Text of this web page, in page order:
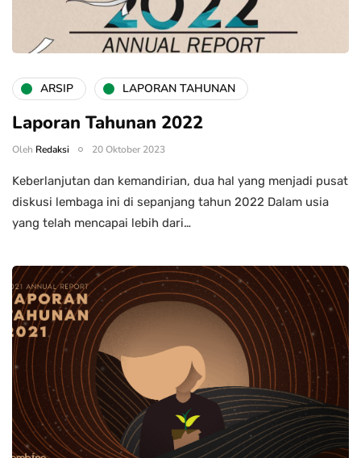
ARSIP LAPORAN TAHUNAN
Laporan Tahunan 2022
Oleh Redaksi 20 Oktober 2023
Keberlanjutan dan kemandirian, dua hal yang menjadi pusat
diskusi lembaga ini di sepanjang tahun 2022 Dalam usia
yang telah mencapai lebih dari…